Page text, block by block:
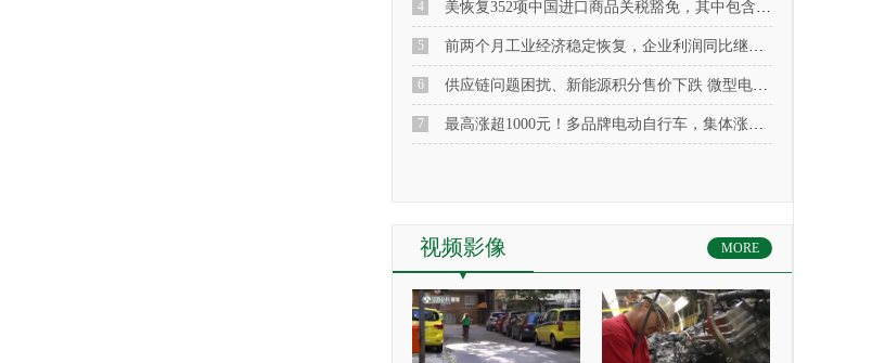
4 美恢复352项中国进口商品关税豁免，其中包含部分自行车及零部件产品，附清单全文
5 前两个月工业经济稳定恢复，企业利润同比继续保持增长
6 供应链问题困扰、新能源积分售价下跌 微型电动车出路在哪
7 最高涨超1000元！多品牌电动自行车，集体涨价！怎么回事？
视频影像 MORE